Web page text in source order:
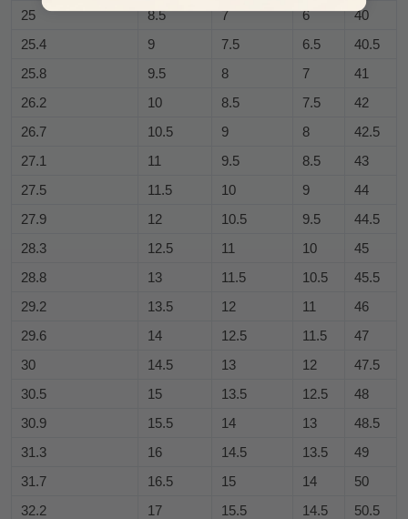
25
8.5 7 6
40
25.4
9 7.5 6.5
40.5
25.8
9.5 8 7
41
26.2
10 8.5 7.5
42
26.7
10.5 9 8
42.5
27.1
11 9.5 8.5
43
27.5
11.5 10 9
44
27.9
12 10.5 9.5
44.5
28.3
12.5 11 10
45
28.8
13 11.5 10.5
45.5
29.2
13.5 12 11
46
29.6
14 12.5 11.5
47
30
14.5 13 12
47.5
30.5
15 13.5 12.5
48
30.9
15.5 14 13
48.5
31.3
16 14.5 13.5
49
31.7
16.5 15 14
50
32.2
17 15.5 14.5 50.5